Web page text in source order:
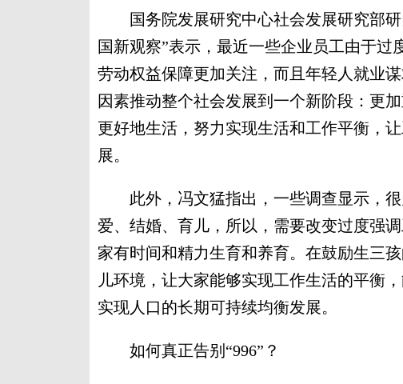
国务院发展研究中心社会发展研究部研
国新观察”表示，最近一些企业员工由于过
劳动权益保障更加关注，而且年轻人就业
因素推动整个社会发展到一个新阶段：更
更好地生活，努力实现生活和工作平衡，
展。
此外，冯文猛指出，一些调查显示，很
爱、结婚、育儿，所以，需要改变过度强
家有时间和精力生育和养育。在鼓励生三
儿环境，让大家能够实现工作生活的平衡
实现人口的长期可持续均衡发展。
如何真正告别“996”？